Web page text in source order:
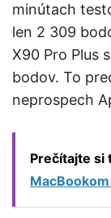
minútach
len 2 309
X90 Pro Plus
bodov. To
neprospech
Prečítajte si